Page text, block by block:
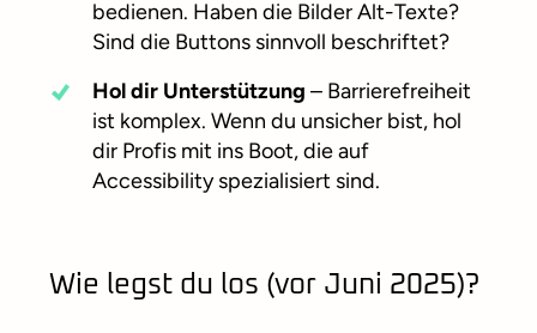
bedienen. Haben die Bilder Alt-Texte?
Sind die Buttons sinnvoll beschriftet?
Hol dir Unterstützung – Barrierefreiheit
ist komplex. Wenn du unsicher bist, hol
dir Profis mit ins Boot, die auf
Accessibility spezialisiert sind.
Wie legst du los (vor Juni 2025)?